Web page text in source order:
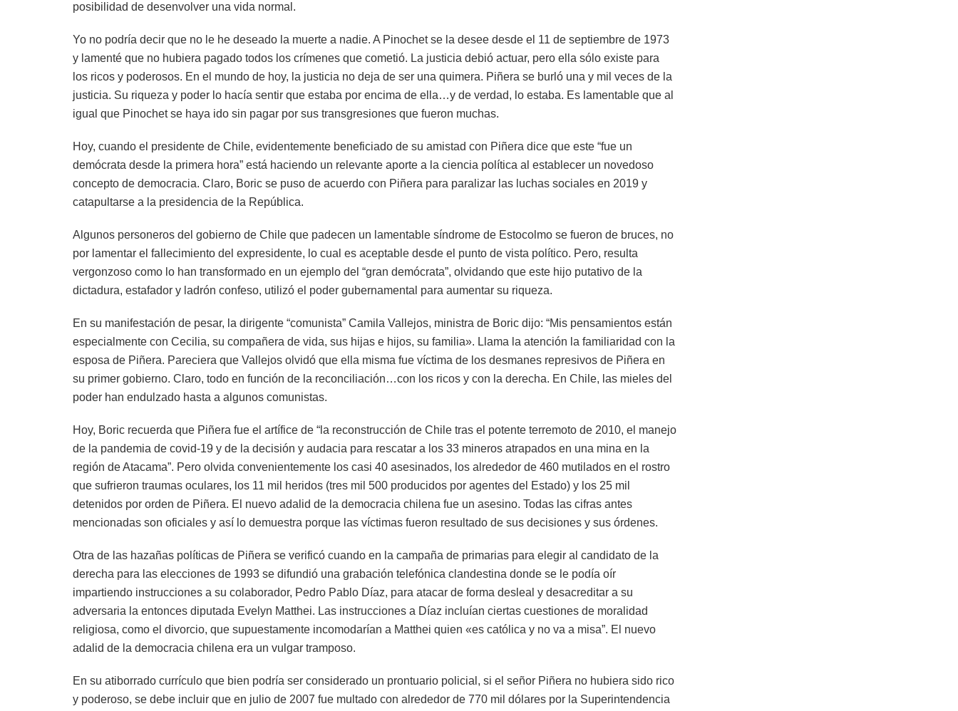
posibilidad de desenvolver una vida normal.
Yo no podría decir que no le he deseado la muerte a nadie. A Pinochet se la desee desde el 11 de septiembre de 1973
y lamenté que no hubiera pagado todos los crímenes que cometió. La justicia debió actuar, pero ella sólo existe para
los ricos y poderosos. En el mundo de hoy, la justicia no deja de ser una quimera. Piñera se burló una y mil veces de la
justicia. Su riqueza y poder lo hacía sentir que estaba por encima de ella…y de verdad, lo estaba. Es lamentable que al
igual que Pinochet se haya ido sin pagar por sus transgresiones que fueron muchas.
Hoy, cuando el presidente de Chile, evidentemente beneficiado de su amistad con Piñera dice que este “fue un
demócrata desde la primera hora” está haciendo un relevante aporte a la ciencia política al establecer un novedoso
concepto de democracia. Claro, Boric se puso de acuerdo con Piñera para paralizar las luchas sociales en 2019 y
catapultarse a la presidencia de la República.
Algunos personeros del gobierno de Chile que padecen un lamentable síndrome de Estocolmo se fueron de bruces, no
por lamentar el fallecimiento del expresidente, lo cual es aceptable desde el punto de vista político. Pero, resulta
vergonzoso como lo han transformado en un ejemplo del “gran demócrata”, olvidando que este hijo putativo de la
dictadura, estafador y ladrón confeso, utilizó el poder gubernamental para aumentar su riqueza.
En su manifestación de pesar, la dirigente “comunista” Camila Vallejos, ministra de Boric dijo: “Mis pensamientos están
especialmente con Cecilia, su compañera de vida, sus hijas e hijos, su familia». Llama la atención la familiaridad con la
esposa de Piñera. Pareciera que Vallejos olvidó que ella misma fue víctima de los desmanes represivos de Piñera en
su primer gobierno. Claro, todo en función de la reconciliación…con los ricos y con la derecha. En Chile, las mieles del
poder han endulzado hasta a algunos comunistas.
Hoy, Boric recuerda que Piñera fue el artífice de “la reconstrucción de Chile tras el potente terremoto de 2010, el manejo
de la pandemia de covid-19 y de la decisión y audacia para rescatar a los 33 mineros atrapados en una mina en la
región de Atacama”. Pero olvida convenientemente los casi 40 asesinados, los alrededor de 460 mutilados en el rostro
que sufrieron traumas oculares, los 11 mil heridos (tres mil 500 producidos por agentes del Estado) y los 25 mil
detenidos por orden de Piñera. El nuevo adalid de la democracia chilena fue un asesino. Todas las cifras antes
mencionadas son oficiales y así lo demuestra porque las víctimas fueron resultado de sus decisiones y sus órdenes.
Otra de las hazañas políticas de Piñera se verificó cuando en la campaña de primarias para elegir al candidato de la
derecha para las elecciones de 1993 se difundió una grabación telefónica clandestina donde se le podía oír
impartiendo instrucciones a su colaborador, Pedro Pablo Díaz, para atacar de forma desleal y desacreditar a su
adversaria la entonces diputada Evelyn Matthei. Las instrucciones a Díaz incluían ciertas cuestiones de moralidad
religiosa, como el divorcio, que supuestamente incomodarían a Matthei quien «es católica y no va a misa”. El nuevo
adalid de la democracia chilena era un vulgar tramposo.
En su atiborrado currículo que bien podría ser considerado un prontuario policial, si el señor Piñera no hubiera sido rico
y poderoso, se debe incluir que en julio de 2007 fue multado con alrededor de 770 mil dólares por la Superintendencia